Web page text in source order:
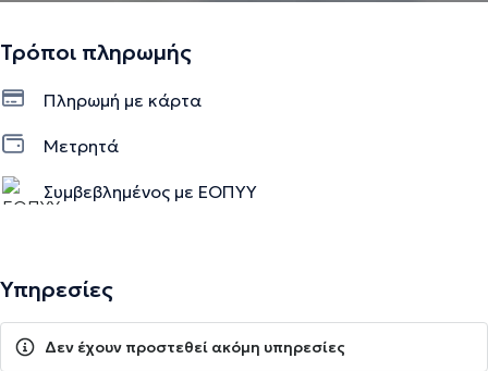
Τρόποι πληρωμής
Πληρωμή με κάρτα
Μετρητά
Συμβεβλημένος με ΕΟΠΥΥ
Υπηρεσίες
Δεν έχουν προστεθεί ακόμη υπηρεσίες